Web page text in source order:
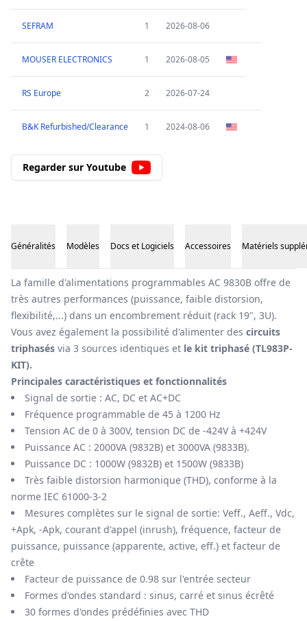
SEFRAM 1 2026-08-06
MOUSER ELECTRONICS 1 2026-08-05
RS Europe 2 2026-07-24
B&K Refurbished/Clearance 1 2024-08-06
Regarder sur Youtube
Généralités Modèles Docs et Logiciels Accessoires Matériels
Généralités
La famille d'alimentations programmables AC 9830B offre de
très autres performances (puissance, faible distorsion,
flexibilité,...) dans un encombrement réduit (rack 19", 3U).
Vous avez également la possibilité d'alimenter des circuits
triphasés via 3 sources identiques et le kit triphasé (TL983P-
KIT).
Principales caractéristiques et fonctionnalités
Signal de sortie : AC, DC et AC+DC
Fréquence programmable de 45 à 1200 Hz
Tension AC de 0 à 300V, tension DC de -424V à +424V
Puissance AC : 2000VA (9832B) et 3000VA (9833B).
Puissance DC : 1000W (9832B) et 1500W (9833B)
Très faible distorsion harmonique (THD), conforme à la
norme IEC 61000-3-2
Mesures complètes sur le signal de sortie: Veff., Aeff., Vdc,
+Apk, -Apk, courant d'appel (inrush), fréquence, facteur de
puissance, puissance (apparente, active, eff.) et facteur de
crête
Facteur de puissance de 0.98 sur l'entrée secteur
Formes d'ondes standard : sinus, carré et sinus écrêté
30 formes d'ondes prédéfinies avec THD